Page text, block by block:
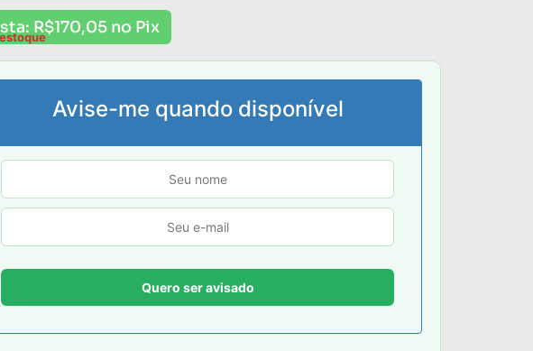
R$170,05 no Pix
Avise-me quando disponível